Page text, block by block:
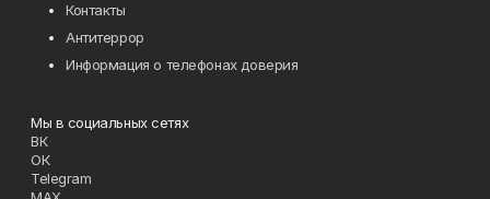
Контакты
Антитеррор
Информация о телефонах доверия
Мы в социальных сетях
ВК
ОК
Telegram